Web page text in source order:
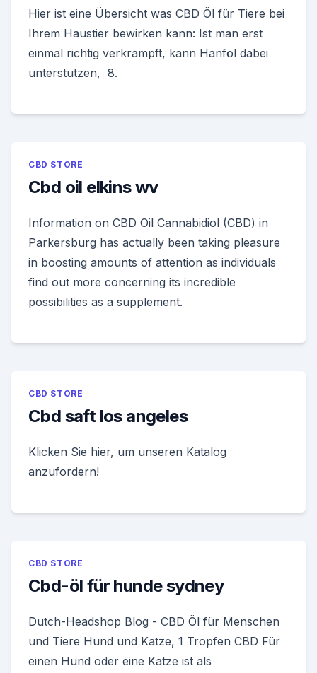
Hier ist eine Übersicht was CBD Öl für Tiere bei
Ihrem Haustier bewirken kann: Ist man erst
einmal richtig verkrampft, kann Hanföl dabei
unterstützen, 8.
CBD STORE
Cbd oil elkins wv
Information on CBD Oil Cannabidiol (CBD) in
Parkersburg has actually been taking pleasure
in boosting amounts of attention as individuals
find out more concerning its incredible
possibilities as a supplement.
CBD STORE
Cbd saft los angeles
Klicken Sie hier, um unseren Katalog
anzufordern!
CBD STORE
Cbd-öl für hunde sydney
Dutch-Headshop Blog - CBD Öl für Menschen
und Tiere Hund und Katze, 1 Tropfen CBD Für
einen Hund oder eine Katze ist als